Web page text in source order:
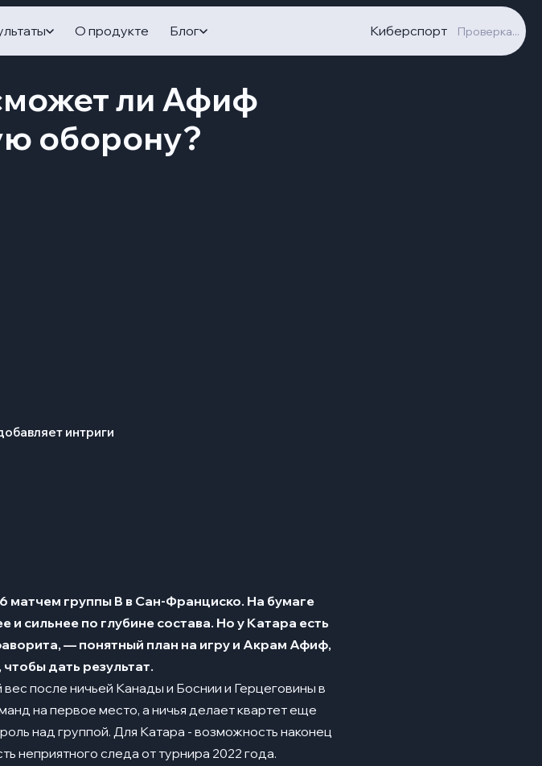
О продукте Блог Киберспорт Проверка...
ли Афиф
оборону?
интриги
группы B в Сан-Франциско. На бумаге
сильнее по глубине состава. Но у Катара есть
— понятный план на игру и Акрам Афиф,
дать результат.
после ничьей Канады и Боснии и Герцеговины в
на первое место, а ничья делает квартет еще
над группой. Для Катара - возможность наконец
неприятного следа от турнира 2022 года.